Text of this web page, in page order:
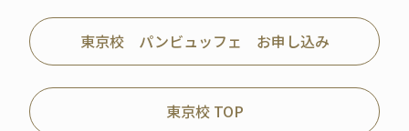
東京校 パンビュッフェ お申し込み
東京校 TOP